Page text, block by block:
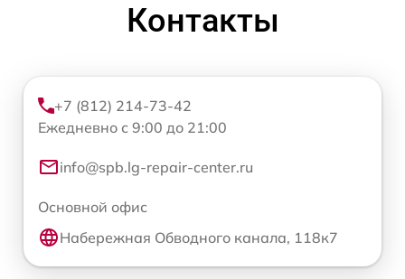
Контакты
+7 (812) 214-73-42
Ежедневно с 9:00 до 21:00
info@spb.lg-repair-center.ru
Основной офис
Набережная Обводного канала, 118к7